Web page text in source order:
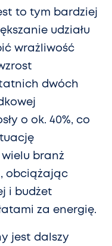
to tym bardziej
udziału
wrażliwość
dwóch
o ok. 40%, co
branż
obciążając
i budżet
za energię.
jest dalszy